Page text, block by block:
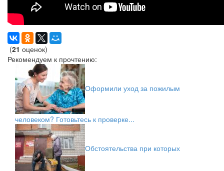
(21 оценок)
Рекомендуем к прочтению:
Оформили уход за пожилым
человеком? Готовьтесь к проверке...
Обстоятельства при которых